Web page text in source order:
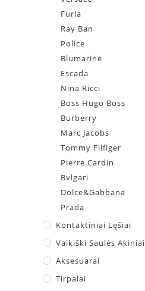
Furla
Ray Ban
Police
Blumarine
Escada
Nina Ricci
Boss Hugo Boss
Burberry
Marc Jacobs
Tommy Filfiger
Pierre Cardin
Bvlgari
Dolce&Gabbana
Prada
Kontaktiniai Lęšiai
Vaikiški Saulės Akiniai
Aksesuarai
Tirpalai